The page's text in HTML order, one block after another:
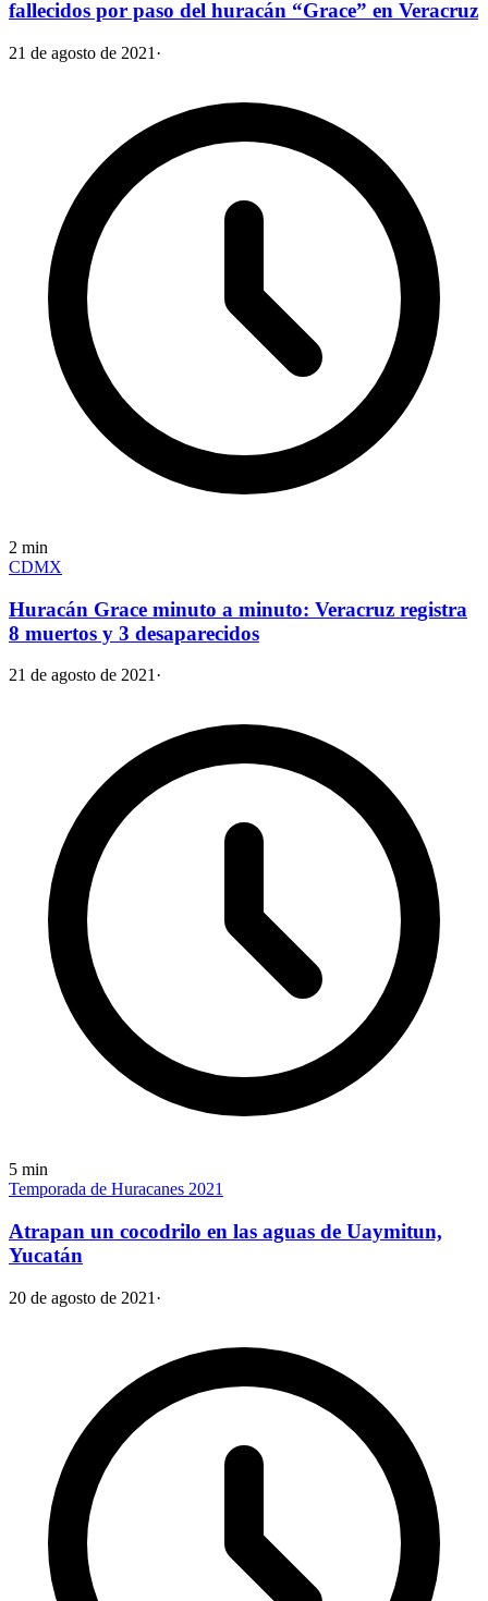
fallecidos por paso del huracán “Grace” en Veracruz
21 de agosto de 2021 ·
2 min
CDMX
Huracán Grace minuto a minuto: Veracruz registra
8 muertos y 3 desaparecidos
21 de agosto de 2021 ·
5 min
Temporada de Huracanes 2021
Atrapan un cocodrilo en las aguas de Uaymitun,
Yucatán
20 de agosto de 2021 ·